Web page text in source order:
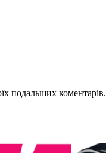
подальших коментарів.